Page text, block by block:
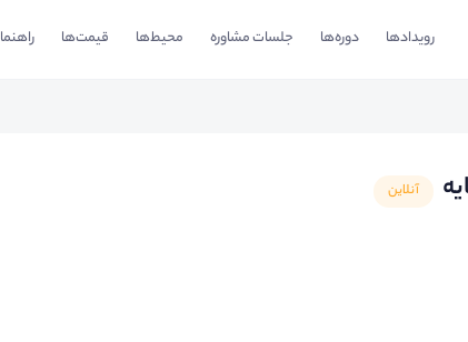
رویدادها دوره‌ها جلسات مشاوره محیط‌ها قیمت‌ها راهنما
آنلاین